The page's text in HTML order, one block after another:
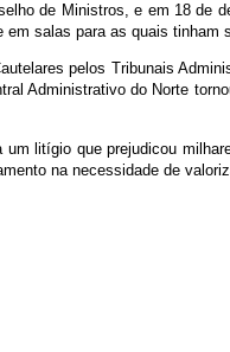
de Ministros, e em 18
salas para as quais
pelos Tribunais
Administrativo do Norte
litígio que prejudicou
na necessidade de